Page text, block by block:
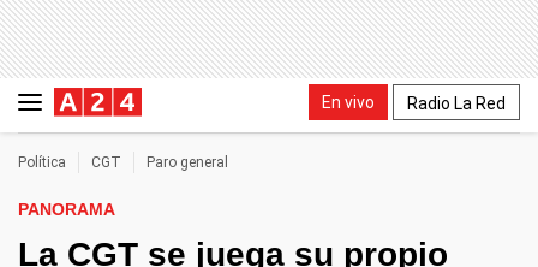
En vivo Radio La Red
Política CGT Paro general
PANORAMA
La CGT se juega su propio